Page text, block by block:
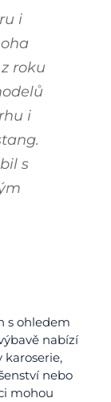
i
z roku
i
s
s ohledem
nabízí
nebo
mohou